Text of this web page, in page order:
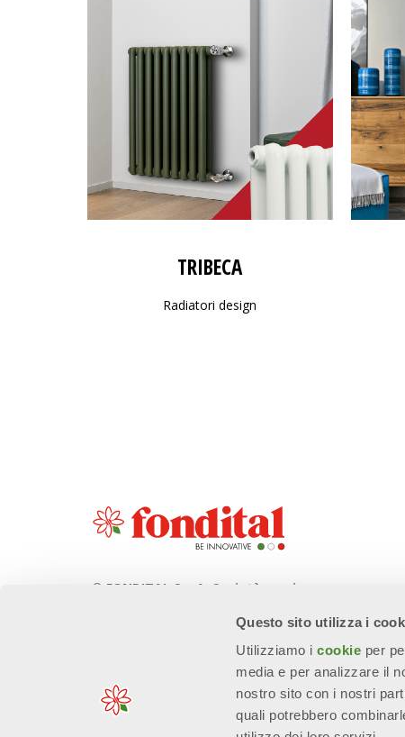
Questo sito utilizza i
Utilizziamo icookie per
media e per analizzare il
nostro sito con i nostri
quali potrebbero
TRIBECA
Radiatori design
© FONDITAL S.p.A. Società a unico
Sede Legale e Amministrativa
Via Cerreto, 40 - 25079 VOBARNO